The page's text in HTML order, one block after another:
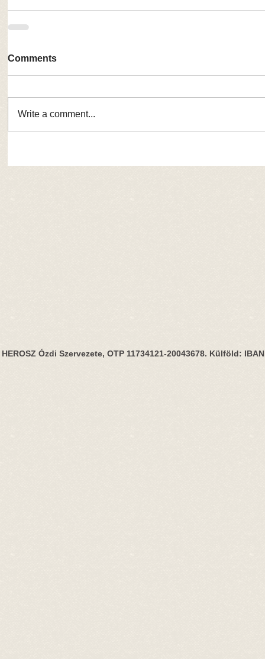
Comments
Write a comment...
HEROSZ Ózdi Szervezete, OTP 11734121-20043678. Külföld: